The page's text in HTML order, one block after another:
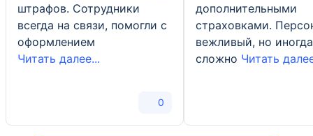
штрафов. Сотрудники
всегда на связи, помогли с
оформлением
Читать далее...
0
дополнительными
страховками.
вежливый, но иногда
сложно Читать